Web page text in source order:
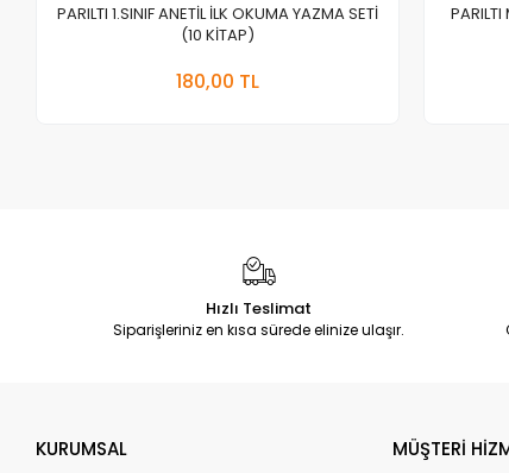
PARILTI 1.SINIF ANETİL İLK OKUMA YAZMA SETİ
(10 KİTAP)
180,00 TL
Hızlı Teslimat
Siparişleriniz en kısa sürede elinize ulaşır.
KURUMSAL MÜŞTERİ